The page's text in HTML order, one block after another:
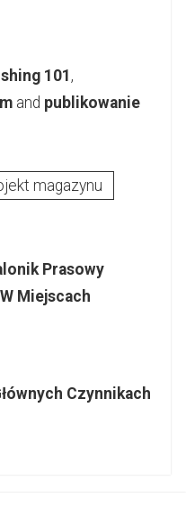
101,
and publikowanie
magazynu
Prasowy
Miejscach
Czynnikach